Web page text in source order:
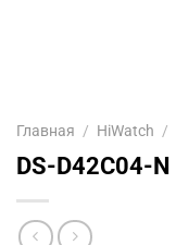
Главная / HiWatch /
DS-D42C04-N